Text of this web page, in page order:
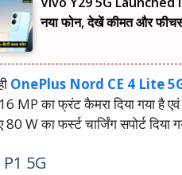
नया फोन, देखें कीमत और
OnePlus Nord CE 4 Lite
MP का फ्रंट कैमरा दिया गया है
W का फर्स्ट चार्जिंग सपोर्ट दिया
5G